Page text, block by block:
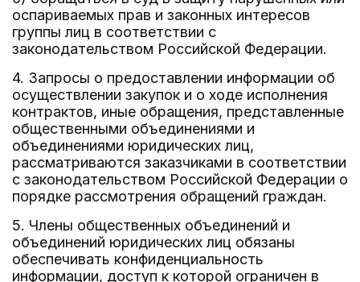
оспариваемых прав и законных интересов
группы лиц в соответствии с
законодательством Российской Федерации.
4. Запросы о предоставлении информации об
осуществлении закупок и о ходе исполнения
контрактов, иные обращения, представленные
общественными объединениями и
объединениями юридических лиц,
рассматриваются заказчиками в соответствии
с законодательством Российской Федерации о
порядке рассмотрения обращений граждан.
5. Члены общественных объединений и
объединений юридических лиц обязаны
обеспечивать конфиденциальность
информации, доступ к которой ограничен в